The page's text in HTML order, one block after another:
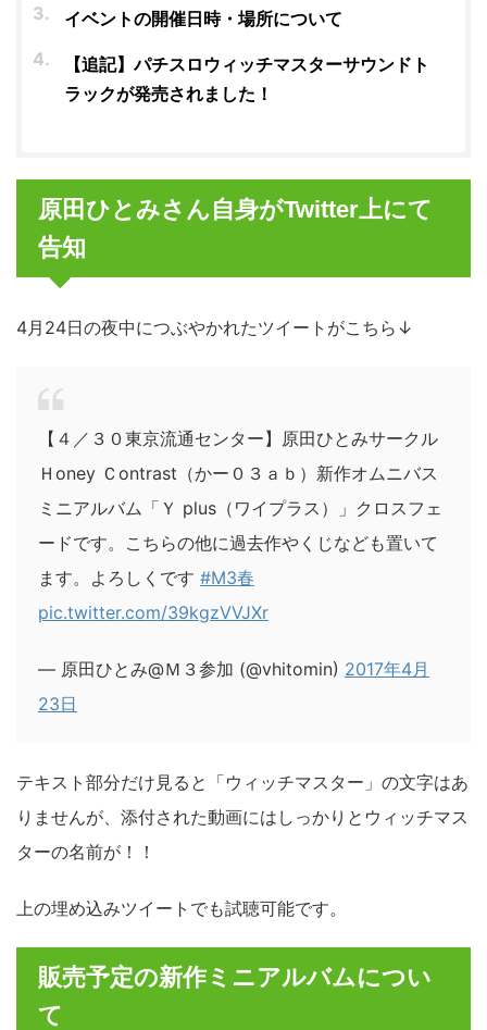
イベントの開催日時・場所について
【追記】パチスロウィッチマスターサウンドト
ラックが発売されました！
原田ひとみさん自身がTwitter上にて
告知
4月24日の夜中につぶやかれたツイートがこちら↓
【４／３０東京流通センター】原田ひとみサークル
Ｈoney Ｃontrast（かー０３ａｂ）新作オムニバス
ミニアルバム「Ｙ plus（ワイプラス）」クロスフェ
ードです。こちらの他に過去作やくじなども置いて
ます。よろしくです #M3春
pic.twitter.com/39kgzVVJXr
— 原田ひとみ@Ｍ３参加 (@vhitomin) 2017年4月
23日
テキスト部分だけ見ると「ウィッチマスター」の文字はあ
りませんが、添付された動画にはしっかりとウィッチマス
ターの名前が！！
上の埋め込みツイートでも試聴可能です。
販売予定の新作ミニアルバムについ
て